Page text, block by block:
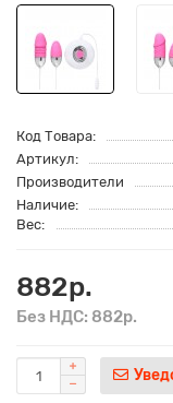
Код Товара:
Артикул:
Производители
Наличие:
Вес:
882р.
Без НДС: 882р.